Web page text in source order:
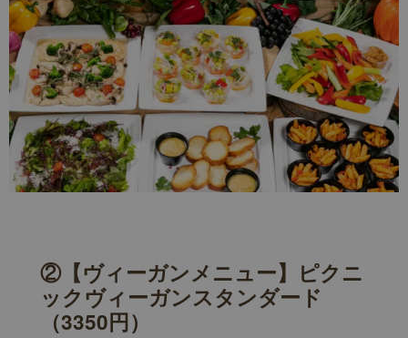
②【ヴィーガンメニュー】ピクニ
ックヴィーガンスタンダード
（3350円）